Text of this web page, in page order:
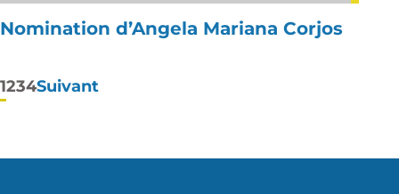
Nomination d’Angela Mariana Corjos
Pagination
1234Suivant